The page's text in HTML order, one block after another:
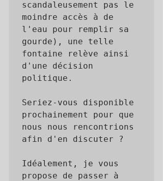
scandaleusement pas le
moindre accès à de
l'eau pour remplir sa
gourde), une telle
fontaine relève ainsi
d'une décision
politique.
Seriez-vous disponible
prochainement pour que
nous nous rencontrions
afin d'en discuter ?
Idéalement, je vous
propose de passer à